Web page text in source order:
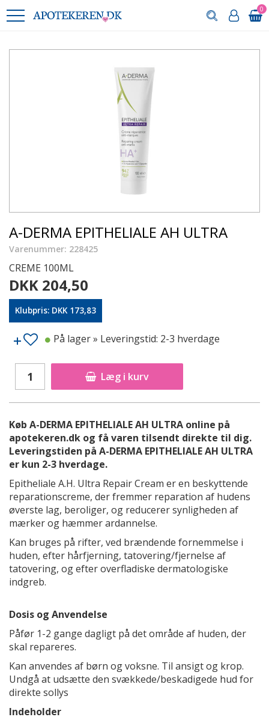
0
A-DERMA EPITHELIALE AH ULTRA
Varenummer: 228425
CREME 100ML
DKK 204,50
Klubpris: DKK 173,83
Læg i kurv
På lager» Leveringstid: 2-3 hverdage
Køb A-DERMA EPITHELIALE AH ULTRA online på
apotekeren.dk og få varen tilsendt direkte til dig.
Leveringstiden på A-DERMA EPITHELIALE AH ULTRA
er kun 2-3 hverdage.
Epitheliale A.H. Ultra Repair Cream er en beskyttende
reparationscreme, der fremmer reparation af hudens
øverste lag, beroliger, og reducerer synligheden af
mærker og hæmmer ardannelse.
Kan bruges på rifter, ved brændende fornemmelse i
huden, efter hårfjerning, tatovering/fjernelse af
tatovering, og efter overfladiske dermatologiske
indgreb.
Dosis og Anvendelse
Påfør 1-2 gange dagligt på det område af huden, der
skal repareres.
Kan anvendes af børn og voksne. Til ansigt og krop.
Undgå at udsætte den svækkede/beskadigede hud for
direkte sollys
Indeholder